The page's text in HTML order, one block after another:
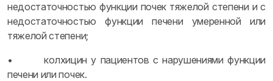
недостаточностью функции почек тяжелой степени и с
недостаточностью функции печени умеренной или
тяжелой степени;
• колхицин у пациентов с нарушениями функции
печени или почек.